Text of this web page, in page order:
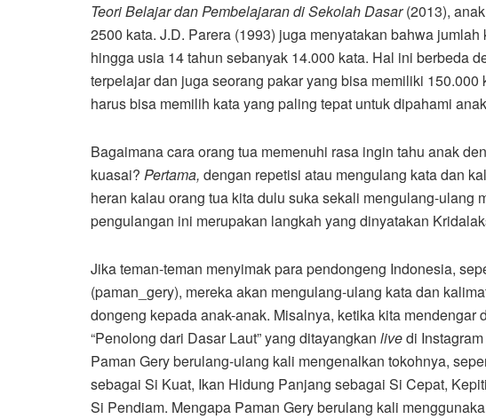
Teori Belajar dan Pembelajaran di Sekolah Dasar(2013),
2500 kata. J.D. Parera (1993) juga menyatakan bahwa
hingga usia 14 tahun sebanyak 14.000 kata. Hal ini berbeda
terpelajar dan juga seorang pakar yang bisa memiliki
harus bisa memilih kata yang paling tepat untuk dipahami
Bagaimana cara orang tua memenuhi rasa ingin tahu anak
kuasai? Pertama, dengan repetisi atau mengulang kata dan
heran kalau orang tua kita dulu suka sekali mengulang-ulang
pengulangan ini merupakan langkah yang dinyatakan
Jika teman-teman menyimak para pendongeng Indonesia,
(paman_gery), mereka akan mengulang-ulang kata dan
dongeng kepada anak-anak. Misalnya, ketika kita mendengar
“Penolong dari Dasar Laut” yang ditayangkan livedi
Paman Gery berulang-ulang kali mengenalkan tokohnya,
sebagai Si Kuat, Ikan Hidung Panjang sebagai Si Cepat,
Si Pendiam. Mengapa Paman Gery berulang kali